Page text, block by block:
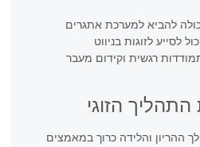
להביא למערכת אתגרים
לסייע לזוגות בניווט
רגשית וקידום מעבר
הזוגי
ההריון והלידה כרוך במאמצים